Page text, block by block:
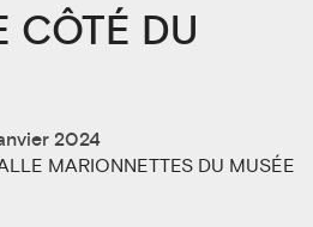
CÔTÉ DU
2024
MARIONNETTES DU MUSÉE